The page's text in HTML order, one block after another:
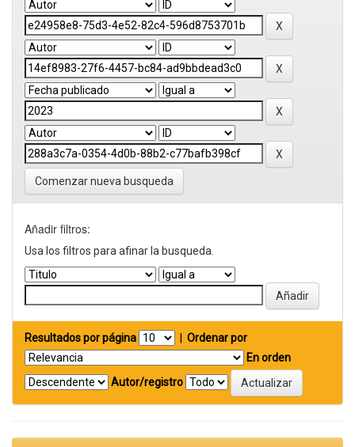
Comenzar nueva busqueda
Añadir filtros:
Usa los filtros para afinar la busqueda.
Resultados por página
Ordenar por
En orden
Autor/registro